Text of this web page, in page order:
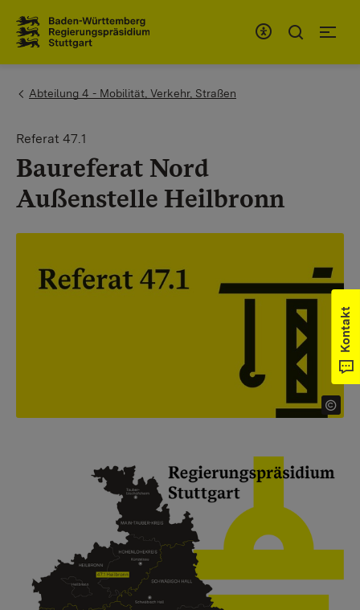
You are here:
Abteilung 4 - Mobilität, Verkehr, Straßen
Referat 47.1
Baureferat Nord
Außenstelle Heilbronn
Show larger version
Kontakt